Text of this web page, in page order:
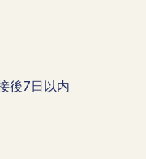
後7日以内